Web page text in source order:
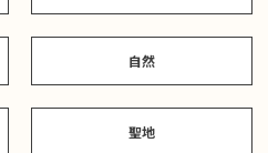
自然
聖地